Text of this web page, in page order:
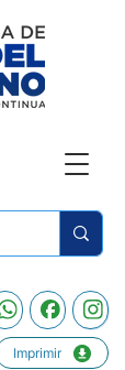
Imprimir